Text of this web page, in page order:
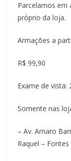
Parcelamos em
próprio da loja.
Armações a
R$ 99,90
Exame de
Somente nas
– Av. Amaro
Raquel –